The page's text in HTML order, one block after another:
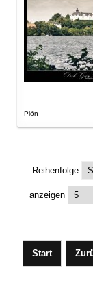
Plön
Reihenfolge
anzeigen
Start